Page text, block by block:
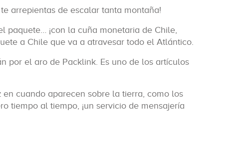
arrepientas de escalar tanta montaña!
paquete… ¡con la cuña monetaria de Chile,
a Chile que va a atravesar todo el Atlántico.
por el aro de Packlink. Es uno de los artículos
cuando aparecen sobre la tierra, como los
tiempo al tiempo, ¡un servicio de mensajería